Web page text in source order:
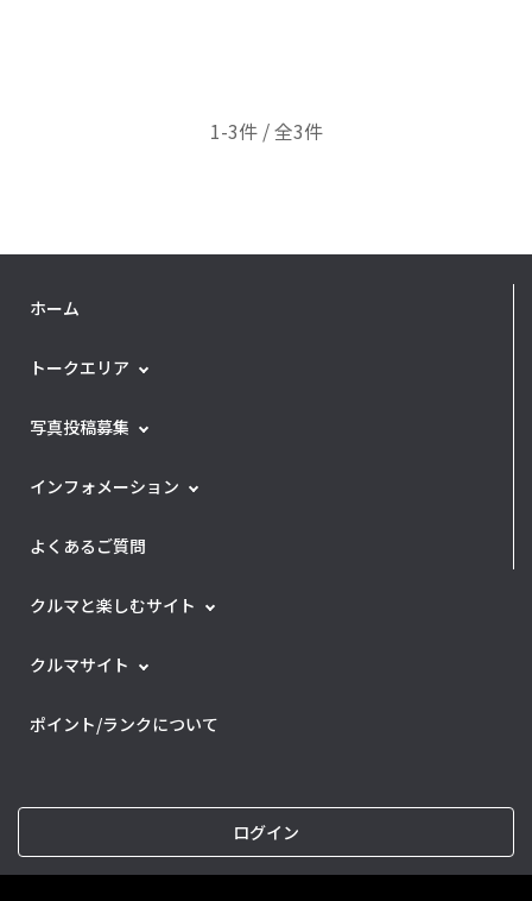
1-3件 / 全3件
ホーム
トークエリア
写真投稿募集
インフォメーション
よくあるご質問
クルマと楽しむサイト
クルマサイト
ポイント/ランクについて
ログイン